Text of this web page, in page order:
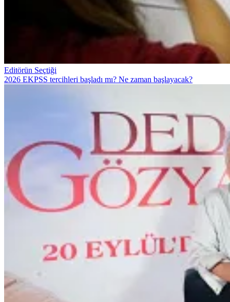
Editörün Seçtiği
2026 EKPSS tercihleri başladı mı? Ne zaman başlayacak?